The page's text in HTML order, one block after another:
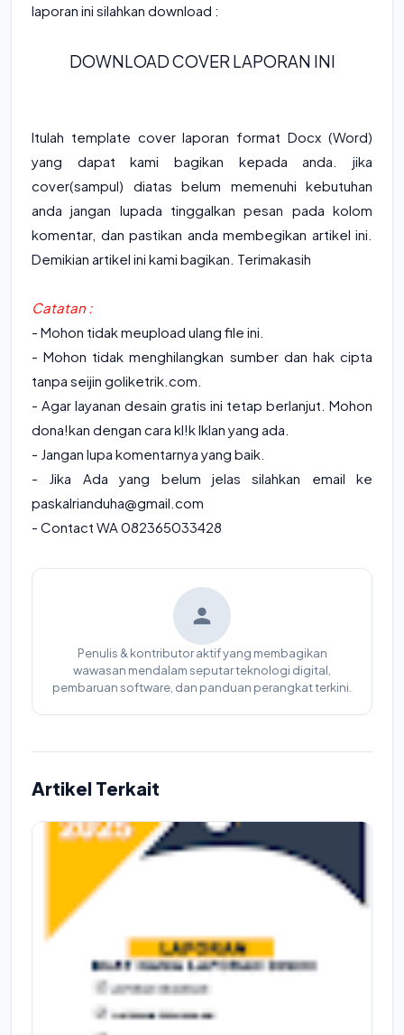
laporan ini silahkan download :
DOWNLOAD COVER LAPORAN INI
Itulah template cover laporan format Docx (Word)
yang dapat kami bagikan kepada anda. jika
cover(sampul) diatas belum memenuhi kebutuhan
anda jangan lupada tinggalkan pesan pada kolom
komentar, dan pastikan anda membegikan artikel ini.
Demikian artikel ini kami bagikan. Terimakasih
Catatan :
- Mohon tidak meupload ulang file ini.
- Mohon tidak menghilangkan sumber dan hak cipta
tanpa seijin goliketrik.com.
- Agar layanan desain gratis ini tetap berlanjut. Mohon
dona!kan dengan cara kl!k lklan yang ada.
- Jangan lupa komentarnya yang baik.
- Jika Ada yang belum jelas silahkan email ke
paskalrianduha@gmail.com
- Contact WA 082365033428
Penulis & kontributor aktif yang membagikan
wawasan mendalam seputar teknologi digital,
pembaruan software, dan panduan perangkat terkini.
Artikel Terkait